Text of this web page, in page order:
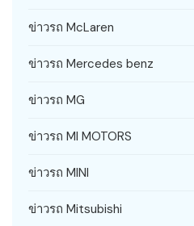
ข่าวรถ McLaren
ข่าวรถ Mercedes benz
ข่าวรถ MG
ข่าวรถ MI MOTORS
ข่าวรถ MINI
ข่าวรถ Mitsubishi